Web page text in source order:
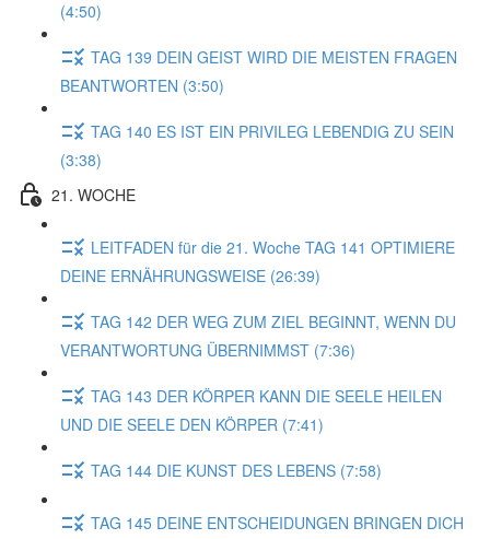
(4:50)
TAG 139 DEIN GEIST WIRD DIE MEISTEN FRAGEN
BEANTWORTEN (3:50)
TAG 140 ES IST EIN PRIVILEG LEBENDIG ZU SEIN
(3:38)
21. WOCHE
LEITFADEN für die 21. Woche TAG 141 OPTIMIERE
DEINE ERNÄHRUNGSWEISE (26:39)
TAG 142 DER WEG ZUM ZIEL BEGINNT, WENN DU
VERANTWORTUNG ÜBERNIMMST (7:36)
TAG 143 DER KÖRPER KANN DIE SEELE HEILEN
UND DIE SEELE DEN KÖRPER (7:41)
TAG 144 DIE KUNST DES LEBENS (7:58)
TAG 145 DEINE ENTSCHEIDUNGEN BRINGEN DICH